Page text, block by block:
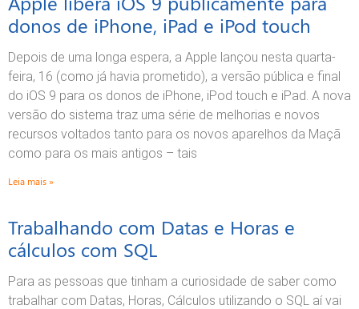
donos de iPhone, iPad e iPod touch
Depois de uma longa espera, a Apple lançou nesta quarta-
feira, 16 (como já havia prometido), a versão pública e final
do iOS 9 para os donos de iPhone, iPod touch e iPad. A nova
versão do sistema traz uma série de melhorias e novos
recursos voltados tanto para os novos aparelhos da Maçã
como para os mais antigos – tais
Leia mais »
Trabalhando com Datas e Horas e
cálculos com SQL
Para as pessoas que tinham a curiosidade de saber como
trabalhar com Datas, Horas, Cálculos utilizando o SQL aí vai